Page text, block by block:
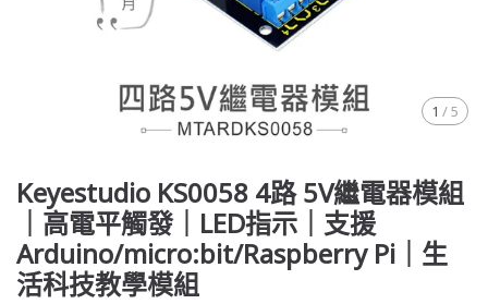
1 /5
Keyestudio KS0058 4路 5V繼電器模組
｜高電平觸發｜LED指示｜支援
Arduino/micro:bit/Raspberry Pi｜生
活科技教學模組